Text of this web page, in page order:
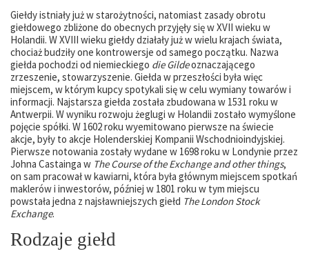
Giełdy istniały już w starożytności, natomiast zasady obrotu
giełdowego zbliżone do obecnych przyjęły się w XVII wieku w
Holandii. W XVIII wieku giełdy działały już w wielu krajach świata,
chociaż budziły one kontrowersje od samego początku. Nazwa
giełda pochodzi od niemieckiego die Gildeoznaczającego
zrzeszenie, stowarzyszenie. Giełda w przeszłości była więc
miejscem, w którym kupcy spotykali się w celu wymiany towarów i
informacji. Najstarsza giełda została zbudowana w 1531 roku w
Antwerpii. W wyniku rozwoju żeglugi w Holandii zostało wymyślone
pojęcie spółki. W 1602 roku wyemitowano pierwsze na świecie
akcje, były to akcje Holenderskiej Kompanii Wschodnioindyjskiej.
Pierwsze notowania zostały wydane w 1698 roku w Londynie przez
Johna Castainga w The Course of the Exchange and other things,
on sam pracował w kawiarni, która była głównym miejscem spotkań
maklerów i inwestorów, później w 1801 roku w tym miejscu
powstała jedna z najsławniejszych giełd The London Stock
Exchange.
Rodzaje giełd